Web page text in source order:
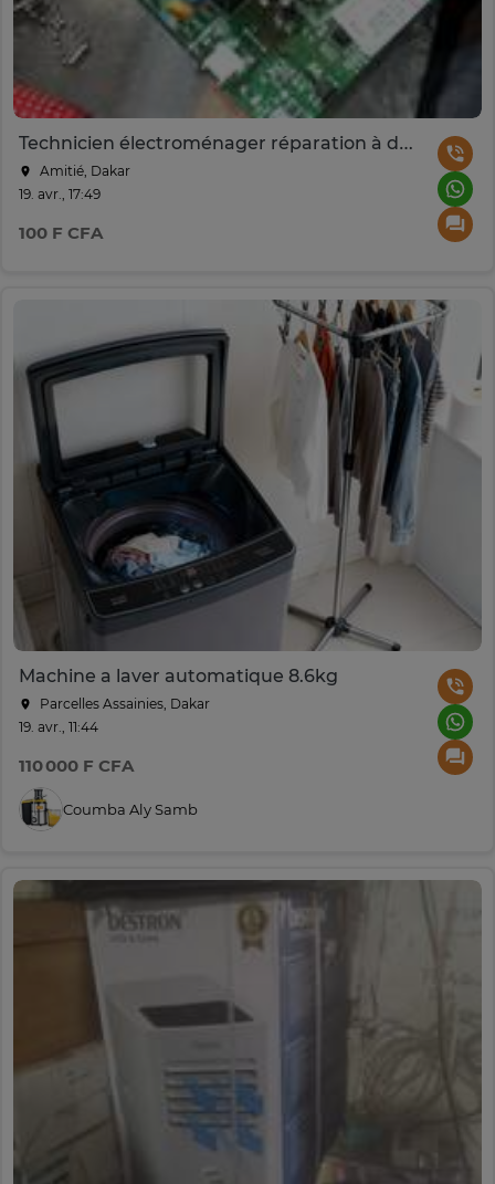
Technicien électroménager réparation à domicile
Amitié, Dakar
19. avr., 17:49
100 F CFA
Machine a laver automatique 8.6kg
Parcelles Assainies, Dakar
19. avr., 11:44
110 000 F CFA
Coumba Aly Samb